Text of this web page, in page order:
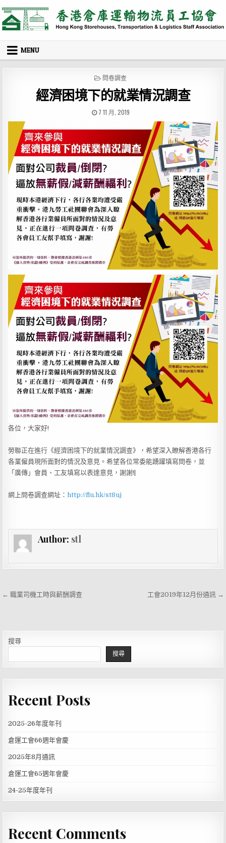
to
content
MENU
POSTED
問卷調查
經濟困境下的就業情況調查
PUBLISHED
7 11 月, 2019
各位，大家好!
勞聯正在進行《經濟困境下的就業情況調查》，希望深入瞭解香港各行
各業僱員現所面對的情況及意見。希望各位常委能踴躍填寫問卷，並
「廣傳」會員、工友填寫以表達意見，謝謝!|
網上問卷調查網址：http://flu.hk/st8uj
Author: stl
文
覽
← 職業司機工時與薪酬調查 工會2019年12月份通訊 →
搜尋
搜尋
Recent Posts
2025-26年度年刊
倉運工會66週年會慶
2025年8月通訊
倉運工會65週年會慶
24-25年度年刊
Recent Comments